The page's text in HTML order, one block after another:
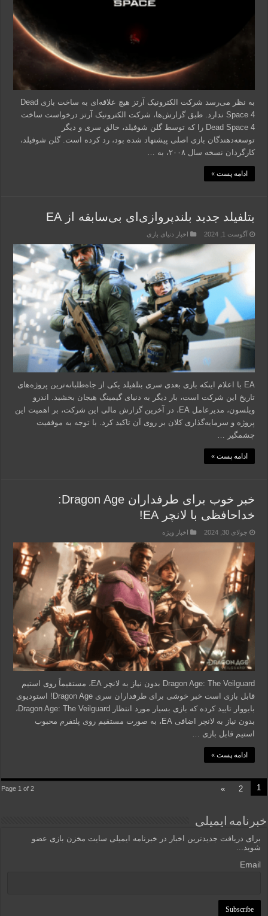
به نظر می‌رسد شرکت الکترونیک آرتز هیچ علاقه‌ای به ساخت بازی Dead
Space 4 ندارد. طبق گزارش‌ها، شرکت الکترونیک آرتز درخواست ساخت
Dead Space 4 را که توسط گلن شوفیلد، خالق سری و دیگر
توسعه‌دهندگان بازی اصلی پیشنهاد شده بود، رد کرده است. گلن شوفیلد،
کارگردان نسخه سال ۲۰۰۸، به …
ادامه پست »
بتلفیلد جدید بلندپروازی‌ای بی‌سابقه از EA
آگوست 1, 2024 اخبار دنیای بازی
EA با اعلام اینکه بازی بعدی سری بتلفیلد یکی از جاه‌طلبانه‌ترین پروژه‌های
تاریخ این شرکت است، بار دیگر به دنیای گیمینگ هیجان بخشید. اندرو
ویلسون، مدیرعامل EA، در آخرین گزارش مالی این شرکت، بر اهمیت این
پروژه و سرمایه‌گذاری کلان بر روی آن تاکید کرد. با توجه به موفقیت
چشمگیر …
ادامه پست »
خبر خوب برای طرفداران Dragon Age:
خداحافظی با لانچر EA!
جولای 30, 2024 اخبار ویژه
Dragon Age: The Veilguard بدون نیاز به لانچر EA، مستقیماً روی استیم
قابل بازی است خبر خوشی برای طرفداران سری Dragon Age! استودیوی
بایووار تایید کرده که بازی بسیار مورد انتظار Dragon Age: The Veilguard،
بدون نیاز به لانچر اضافی EA، به صورت مستقیم روی پلتفرم محبوب
استیم قابل بازی …
ادامه پست »
Page 1 of 2 1
2
»
خبرنامه ایمیلی
برای دریافت جدیدترین اخبار در خبرنامه ایمیلی سایت مخزن بازی عضو
شوید...
Email